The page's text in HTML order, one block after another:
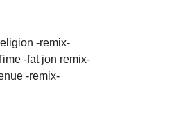
-remix-
-fat jon remix-
-remix-